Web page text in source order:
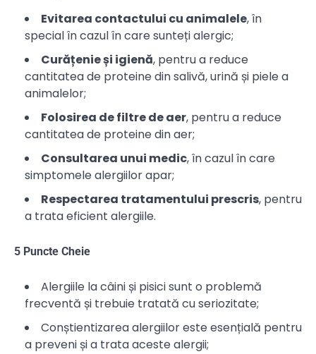
Evitarea contactului cu animalele, în
special în cazul în care sunteți alergic;
Curățenie și igienă, pentru a reduce
cantitatea de proteine din salivă, urină și piele a
animalelor;
Folosirea de filtre de aer, pentru a reduce
cantitatea de proteine din aer;
Consultarea unui medic, în cazul în care
simptomele alergiilor apar;
Respectarea tratamentului prescris, pentru
a trata eficient alergiile.
5 Puncte Cheie
Alergiile la câini și pisici sunt o problemă
frecventă și trebuie tratată cu seriozitate;
Conștientizarea alergiilor este esențială pentru
a preveni și a trata aceste alergii;